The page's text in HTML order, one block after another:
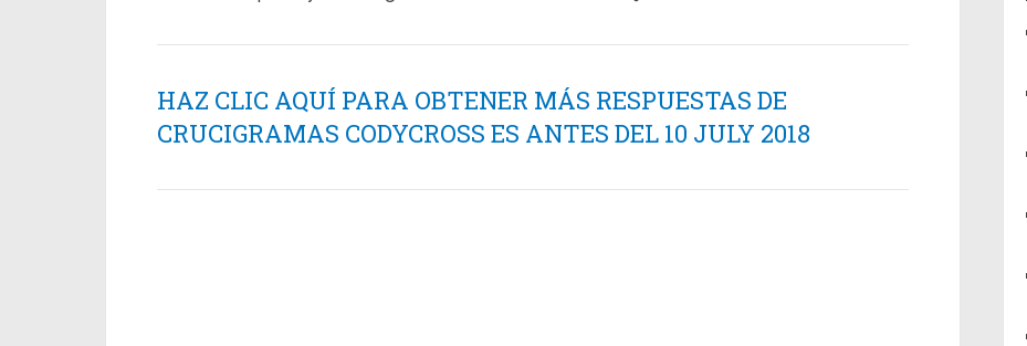
HAZ CLIC AQUÍ PARA OBTENER MÁS RESPUESTAS DE
CRUCIGRAMAS CODYCROSS ES ANTES DEL 10 JULY 2018